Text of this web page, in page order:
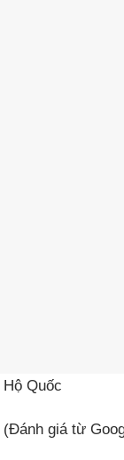
Quốc
(Đánh giá từ